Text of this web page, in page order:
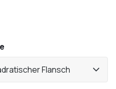
Flansch